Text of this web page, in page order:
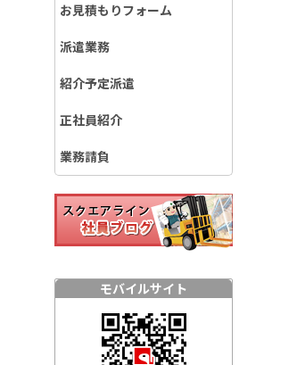
お見積もりフォーム
派遣業務
紹介予定派遣
正社員紹介
業務請負
モバイルサイト